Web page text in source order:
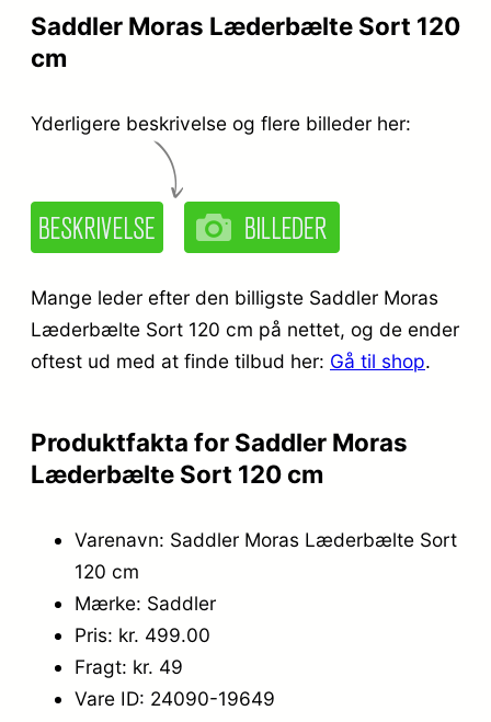
Saddler Moras Læderbælte Sort 120
cm
Yderligere beskrivelse og flere billeder her:
Mange leder efter den billigste Saddler Moras
Læderbælte Sort 120 cm på nettet, og de ender
oftest ud med at finde tilbud her: Gå til shop.
Produktfakta for Saddler Moras
Læderbælte Sort 120 cm
Varenavn: Saddler Moras Læderbælte Sort
120 cm
Mærke: Saddler
Pris: kr. 499.00
Fragt: kr. 49
Vare ID: 24090-19649